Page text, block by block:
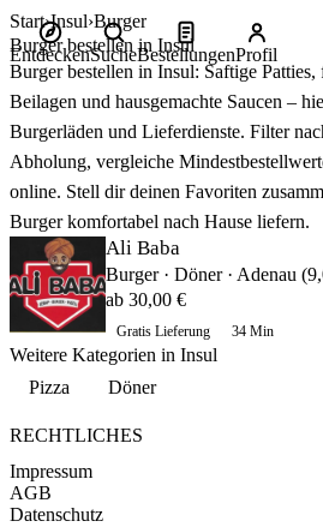
Start Insul Burger
Burger bestellen in Insul
Burger bestellen in Insul: Saftige
Beilagen und hausgemachte Saucen –
Burgerläden und Lieferdienste. Filter
Abholung, vergleiche
online. Stell dir deinen Favoriten
Burger komfortabel nach Hause liefern.
Ali Baba
Burger · Döner · Adenau
ab 30,00 €
Gratis Lieferung 34 Min
Weitere Kategorien in Insul
Pizza
Döner
RECHTLICHES
Impressum
AGB
Datenschutz
EntdeckenSucheBestellungenProfil